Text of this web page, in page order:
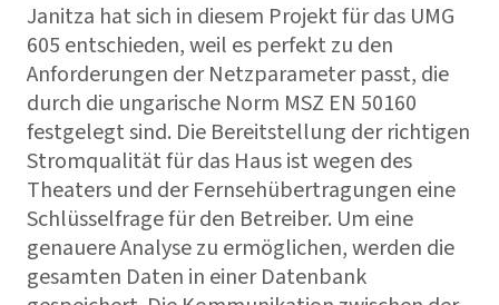
Janitza hat sich in diesem Projekt für das UMG
605 entschieden, weil es perfekt zu den
Anforderungen der Netzparameter passt, die
durch die ungarische Norm MSZ EN 50160
festgelegt sind. Die Bereitstellung der richtigen
Stromqualität für das Haus ist wegen des
Theaters und der Fernsehübertragungen eine
Schlüsselfrage für den Betreiber. Um eine
genauere Analyse zu ermöglichen, werden die
gesamten Daten in einer Datenbank